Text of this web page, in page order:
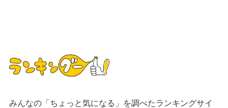
みんなの「ちょっと気になる」を調べたランキングサイ